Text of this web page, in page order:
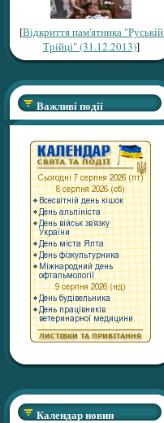
[Відкриття пам'ятника "Руській
Трійці" (31.12.2013)]
Важливі події
Календар новин